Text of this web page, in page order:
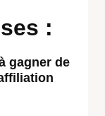
:
gagner de